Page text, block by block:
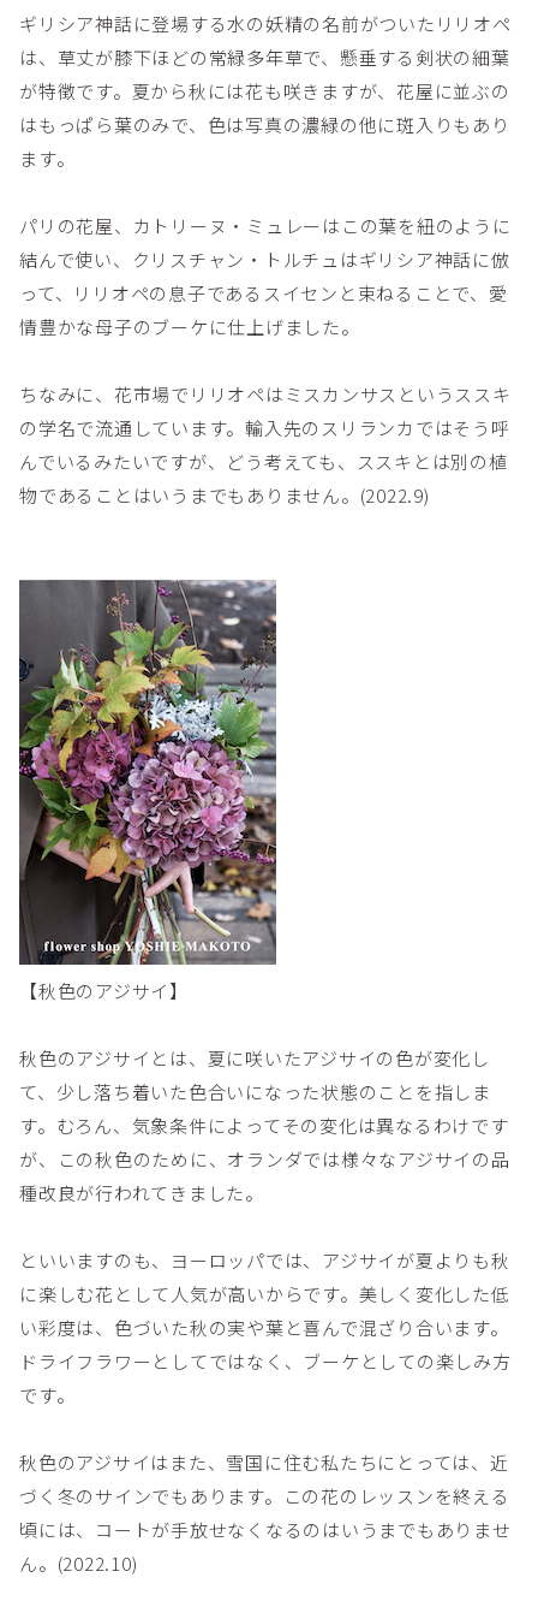
ギリシア神話に登場する水の妖精の名前がついたリリオペ
は、草丈が膝下ほどの常緑多年草で、懸垂する剣状の細葉
が特徴です。夏から秋には花も咲きますが、花屋に並ぶの
はもっぱら葉のみで、色は写真の濃緑の他に斑入りもあり
ます。
パリの花屋、カトリーヌ・ミュレーはこの葉を紐のように
結んで使い、クリスチャン・トルチュはギリシア神話に倣
って、リリオペの息子であるスイセンと束ねることで、愛
情豊かな母子のブーケに仕上げました。
ちなみに、花市場でリリオペはミスカンサスというススキ
の学名で流通しています。輸入先のスリランカではそう呼
んでいるみたいですが、どう考えても、ススキとは別の植
物であることはいうまでもありません。(2022.9)
【秋色のアジサイ】
秋色のアジサイとは、夏に咲いたアジサイの色が変化し
て、少し落ち着いた色合いになった状態のことを指しま
す。むろん、気象条件によってその変化は異なるわけです
が、この秋色のために、オランダでは様々なアジサイの品
種改良が行われてきました。
といいますのも、ヨーロッパでは、アジサイが夏よりも秋
に楽しむ花として人気が高いからです。美しく変化した低
い彩度は、色づいた秋の実や葉と喜んで混ざり合います。
ドライフラワーとしてではなく、ブーケとしての楽しみ方
です。
秋色のアジサイはまた、雪国に住む私たちにとっては、近
づく冬のサインでもあります。この花のレッスンを終える
頃には、コートが手放せなくなるのはいうまでもありませ
ん。(2022.10)